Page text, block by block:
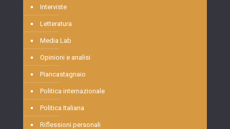
Interviste
Letteratura
Media Lab
Opinioni e analisi
Piancastagnaio
Politica internazionale
Politica Italiana
Riflessioni personali